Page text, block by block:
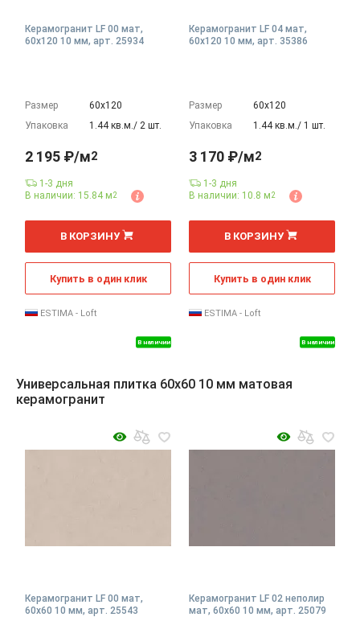
Керамогранит LF 00 мат,
60x120 10 мм, арт. 25934
Размер
60х120
Упаковка
1.44 кв.м./ 2 шт.
В наличии
2 195 ₽/м2
1-3 дня
В наличии: 15.84 м2
м
В КОРЗИНУ
Купить в один клик
ESTIMA - Loft
Керамогранит LF 04 мат,
60x120 10 мм, арт. 35386
Размер
60х120
Упаковка
1.44 кв.м./ 1 шт.
В наличии
3 170 ₽/м2
1-3 дня
В наличии: 10.8 м2
м
В КОРЗИНУ
Купить в один клик
ESTIMA - Loft
Универсальная плитка 60x60 10 мм матовая
керамогранит
Керамогранит LF 00 мат,
60x60 10 мм, арт. 25543
Керамогранит LF 02 неполир
мат, 60x60 10 мм, арт. 25079